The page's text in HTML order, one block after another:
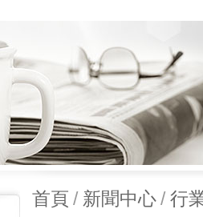
首頁 / 新聞中心/行